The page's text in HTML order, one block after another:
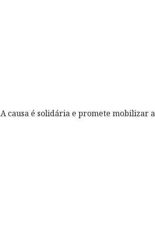
A causa é solidária e promete mobilizar